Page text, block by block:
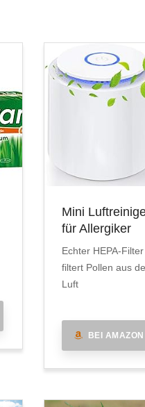
Mini
für Allergiker
Echter HEPA-Filter
filtert Pollen aus
Luft
BEI AMAZON